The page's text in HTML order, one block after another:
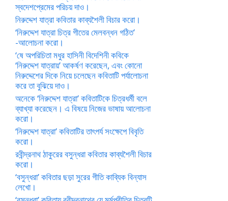
স্বদেশপ্রেমের পরিচয় দাও।
নিরুদ্দেশ যাত্রা কবিতার কাব্যশৈলী বিচার করো।
‘নিরুদ্দেশ যাত্রা চিত্র গীতের মেলবন্ধন গঠিত’
-আলোচনা করো।
‘ষে অপরিচিতা মধুর হাসিনী বিদেশিনী কবিকে
‘নিরুদ্দেশ যাত্রায়’ আকর্ষণ করেছেন, এবং কোনো
নিরুদ্দেশের দিকে নিয়ে চলেছেন কবিতাটি পর্যালোচনা
করে তা বুঝিয়ে দাও।
অনেকে ‘নিরুদ্দেশ যাত্রা’ কবিতাটিকে চিত্রধর্মী বলে
ব্যাখ্যা করেছেন। এ বিষয়ে নিজের ভাষায় আলোচনা
করো।
‘নিরুদ্দেশ যাত্রা’ কবিতাটির তাৎপর্য সংক্ষেপে বিবৃতি
করো।
রবীন্দ্রনাথ ঠাকুরের বসুন্ধরা কবিতার কাব্যশৈলী বিচার
করো।
‘বসুন্ধরা’ কবিতার ছড়া সুরের গীতি কাব্যিক বিন্যাস
লেখো।